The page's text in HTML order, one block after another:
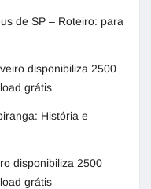
de SP – Roteiro: para
disponibiliza 2500
grátis
História e
disponibiliza 2500
grátis